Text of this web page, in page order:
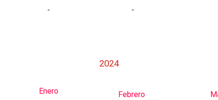
- -
2024
Enero Febrero